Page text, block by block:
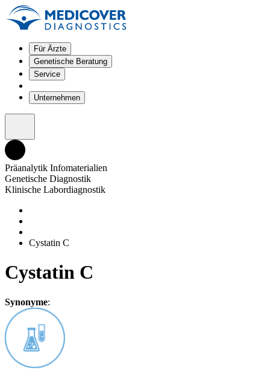
Für Ärzte
Genetische Beratung
Service
Unternehmen
Präanalytik Infomaterialien
Genetische Diagnostik
Klinische Labordiagnostik
Cystatin C
Cystatin C
Synonyme: